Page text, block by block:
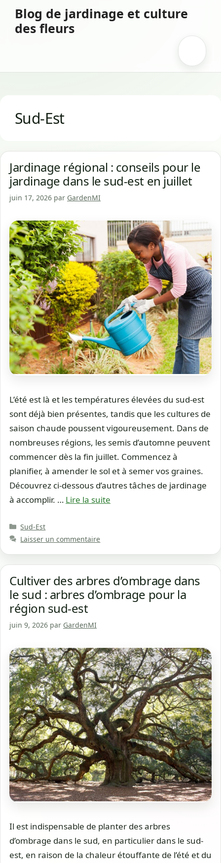
contenu
Blog de jardinage et culture
des fleurs
Sud-Est
Jardinage régional : conseils pour le
jardinage dans le sud-est en juillet
juin 17, 2026 par GardenMI
L’été est là et les températures élevées du sud-est
sont déjà bien présentes, tandis que les cultures de
saison chaude poussent vigoureusement. Dans de
nombreuses régions, les semis d’automne peuvent
commencer dès la fin juillet. Commencez à
planifier, à amender le sol et à semer vos graines.
Découvrez ci-dessous d’autres tâches de jardinage
à accomplir. … Lire la suite
Catégories
Sud-Est
Laisser un commentaire
Cultiver des arbres d’ombrage dans
le sud : arbres d’ombrage pour la
région sud-est
juin 9, 2026 par GardenMI
Il est indispensable de planter des arbres
d’ombrage dans le sud, en particulier dans le sud-
est, en raison de la chaleur étouffante de l’été et du